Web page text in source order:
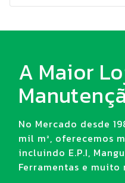
Também temos o
Lente para máscara
A máscara de solda
que pode ser
danos, riscos ou
Disponibilizamos
marcas Ledan e Lynus
A Maior
No Mercado desde
mil m², oferecemos
incluindo E.P.I,
Ferramentas e muito